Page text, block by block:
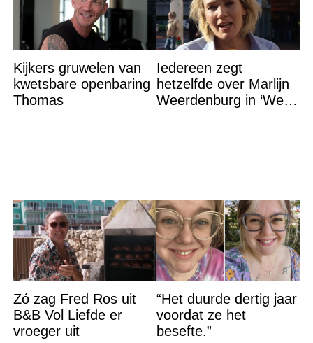
Kijkers gruwelen van
kwetsbare openbaring
Thomas
Iedereen zegt
hetzelfde over Marlijn
Weerdenburg in ‘We
Zó zag Fred Ros uit
B&B Vol Liefde er
vroeger uit
“Het duurde dertig jaar
voordat ze het
besefte.”